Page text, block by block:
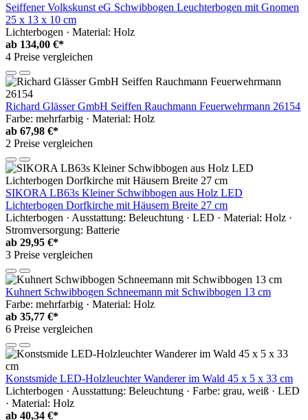
Seiffener Volkskunst eG Schwibbogen Leuchterbogen mit Gnomen
25 x 13 x 10 cm
Lichterbogen · Material: Holz
ab 134,00 €*
4 Preise vergleichen
Richard Glässer GmbH Seiffen Rauchmann Feuerwehrmann 26154
Farbe: mehrfarbig · Material: Holz
ab 67,98 €*
2 Preise vergleichen
SIKORA LB63s Kleiner Schwibbogen aus Holz LED
Lichterbogen Dorfkirche mit Häusern Breite 27 cm
Lichterbogen · Ausstattung: Beleuchtung · LED · Material: Holz ·
Stromversorgung: Batterie
ab 29,95 €*
3 Preise vergleichen
Kuhnert Schwibbogen Schneemann mit Schwibbogen 13 cm
Farbe: mehrfarbig · Material: Holz
ab 35,77 €*
6 Preise vergleichen
Konstsmide LED-Holzleuchter Wanderer im Wald 45 x 5 x 33 cm
Lichterbogen · Ausstattung: Beleuchtung · Farbe: grau, weiß · LED
· Material: Holz
ab 40,34 €*